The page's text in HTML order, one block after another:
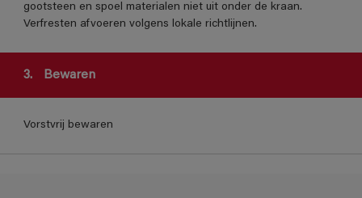
gootsteen en spoel materialen niet uit onder de kraan.
Verfresten afvoeren volgens lokale richtlijnen.
3. Bewaren
Vorstvrij bewaren